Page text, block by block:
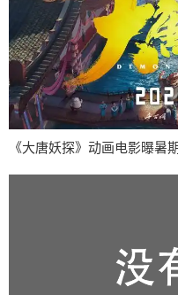
《大唐妖探》动画电影曝暑